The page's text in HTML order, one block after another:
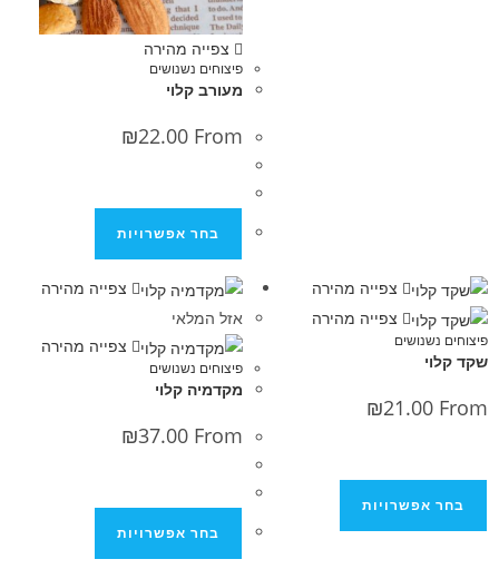
צפייה מהירה
פיצוחים נשנושים
מעורב קלוי
₪22.00
בחר אפשרויות
צפייה מהירה
צפייה מהירה
₪
צפייה מהירה
אזל המלאי
צפייה מהירה
פיצוחים נשנושים
מקדמיה קלוי
₪37.00
בחר אפשרויות